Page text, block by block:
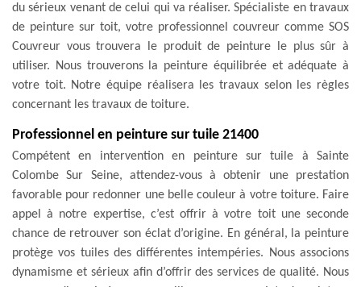
du sérieux venant de celui qui va réaliser. Spécialiste en travaux
de peinture sur toit, votre professionnel couvreur comme SOS
Couvreur vous trouvera le produit de peinture le plus sûr à
utiliser. Nous trouverons la peinture équilibrée et adéquate à
votre toit. Notre équipe réalisera les travaux selon les règles
concernant les travaux de toiture.
Professionnel en peinture sur tuile 21400
Compétent en intervention en peinture sur tuile à Sainte
Colombe Sur Seine, attendez-vous à obtenir une prestation
favorable pour redonner une belle couleur à votre toiture. Faire
appel à notre expertise, c’est offrir à votre toit une seconde
chance de retrouver son éclat d’origine. En général, la peinture
protège vos tuiles des différentes intempéries. Nous associons
dynamisme et sérieux afin d’offrir des services de qualité. Nous